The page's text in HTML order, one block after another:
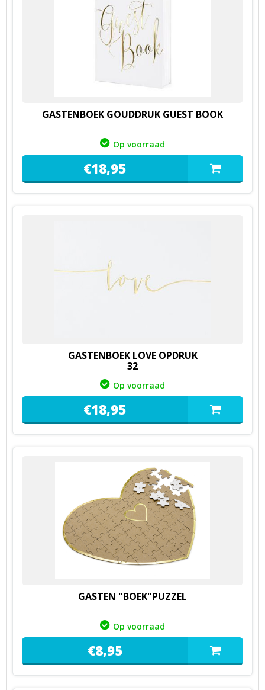
GASTENBOEK GOUDDRUK GUEST BOOK
Op voorraad
€18,95
GASTENBOEK LOVE OPDRUK
32
Op voorraad
€18,95
GASTEN "BOEK"PUZZEL
Op voorraad
€8,95